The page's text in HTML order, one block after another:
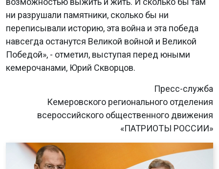
ни разрушали памятники, сколько бы ни
переписывали историю, эта война и эта победа
навсегда останутся Великой войной и Великой
Победой», - отметил, выступая перед юными
кемерочанами, Юрий Скворцов.
Пресс-служба
Кемеровского регионального отделения
всероссийского общественного движения
«ПАТРИОТЫ РОССИИ»